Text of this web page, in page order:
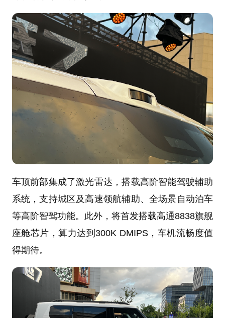
车顶前部集成了激光雷达，搭载高阶智能驾驶辅助
系统，支持城区及高速领航辅助、全场景自动泊车
等高阶智驾功能。此外，将首发搭载高通8838旗舰
座舱芯片，算力达到300K DMIPS，车机流畅度值
得期待。